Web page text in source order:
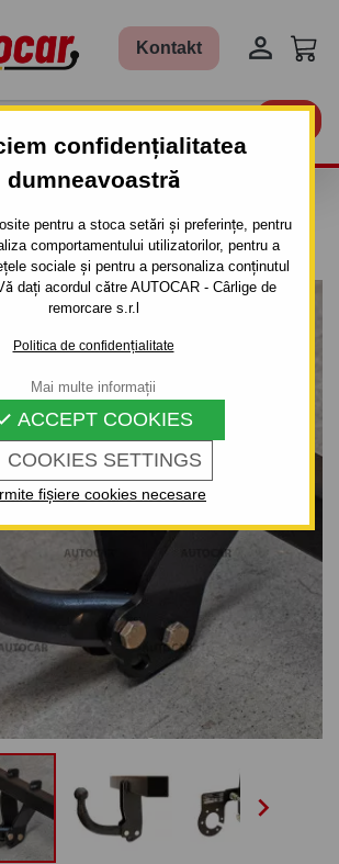
confidențialitatea
dumneavoastră
pentru a stoca setări și preferințe, pentru
comportamentului utilizatorilor, pentru a
sociale și pentru a personaliza conținutul
dați acordul către AUTOCAR - Cârlige de
remorcare s.r.l
Politica de confidențialitate
COOKIES SETTINGS
ACCEPT COOKIES
fișiere cookies necesare
Mai multe informații
Kontakt 
PENTRU MAZDA
- SISTEM
-CU ŞURUBURI
